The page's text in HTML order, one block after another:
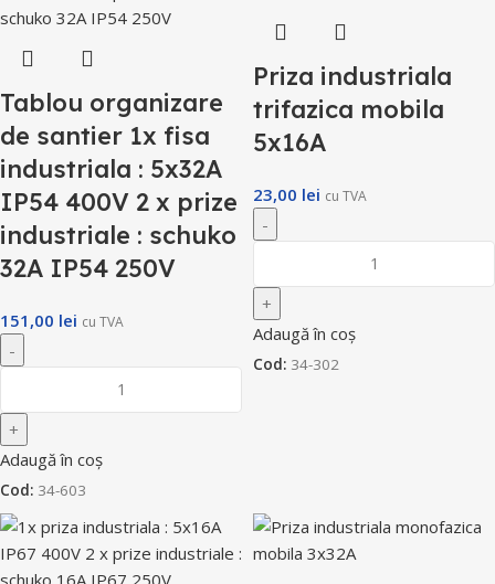
Tablou organizare
de santier 1x fisa
industriala : 5x32A
IP54 400V 2 x prize
industriale : schuko
32A IP54 250V
151,00 lei cu TVA
Adaugă în coș
Cod: 34-603
Priza industriala
trifazica mobila
5x16A
23,00 lei cu TVA
Adaugă în coș
Cod: 34-302